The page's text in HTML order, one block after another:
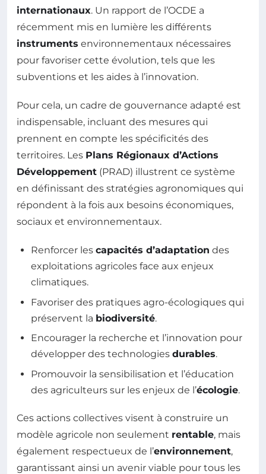
internationaux. Un rapport de l’OCDE a
récemment mis en lumière les différents
instruments environnementaux nécessaires
pour favoriser cette évolution, tels que les
subventions et les aides à l’innovation.
Pour cela, un cadre de gouvernance adapté est
indispensable, incluant des mesures qui
prennent en compte les spécificités des
territoires. Les Plans Régionaux d’Actions
Développement (PRAD) illustrent ce système
en définissant des stratégies agronomiques qui
répondent à la fois aux besoins économiques,
sociaux et environnementaux.
Renforcer les capacités d’adaptation des
exploitations agricoles face aux enjeux
climatiques.
Favoriser des pratiques agro-écologiques qui
préservent la biodiversité.
Encourager la recherche et l’innovation pour
développer des technologies durables.
Promouvoir la sensibilisation et l’éducation
des agriculteurs sur les enjeux de l’écologie.
Ces actions collectives visent à construire un
modèle agricole non seulement rentable, mais
également respectueux de l’environnement,
garantissant ainsi un avenir viable pour tous les